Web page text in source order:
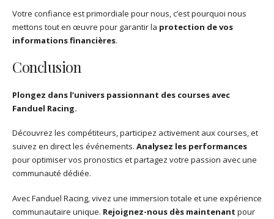
Votre confiance est primordiale pour nous, c’est pourquoi nous
mettons tout en œuvre pour garantir la protection de vos
informations financières.
Conclusion
Plongez dans l’univers passionnant des courses avec
Fanduel Racing.
Découvrez les compétiteurs, participez activement aux courses, et
suivez en direct les événements. Analysez les performances
pour optimiser vos pronostics et partagez votre passion avec une
communauté dédiée.
Avec Fanduel Racing, vivez une immersion totale et une expérience
communautaire unique. Rejoignez-nous dès maintenant pour